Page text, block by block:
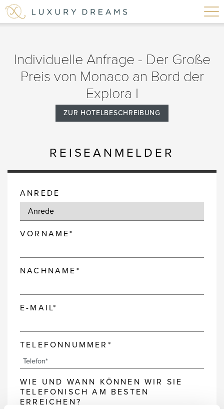
Individuelle Anfrage - Der Große
Preis von Monaco an Bord der
Explora I
ZUR HOTELBESCHREIBUNG
REISEANMELDER
ANREDE
VORNAME*
NACHNAME*
E-MAIL*
TELEFONNUMMER*
WIE UND WANN KÖNNEN WIR SIE
TELEFONISCH AM BESTEN
ERREICHEN?